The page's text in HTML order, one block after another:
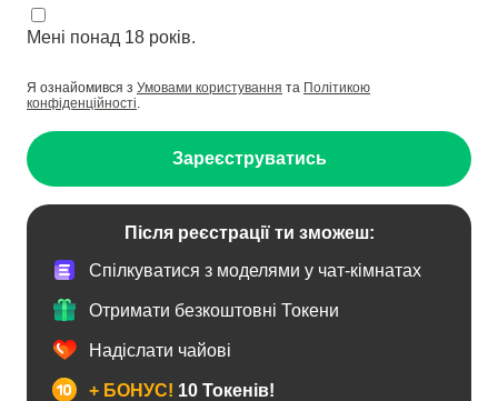
Мені понад 18 років.
Я ознайомився з Умовами користування та Політикою
конфіденційності.
Зареєструватись
Після реєстрації ти зможеш:
Спілкуватися з моделями у чат-кімнатах
Отримати безкоштовні Токени
Надіслати чайові
+ БОНУС! 10 Токенів!